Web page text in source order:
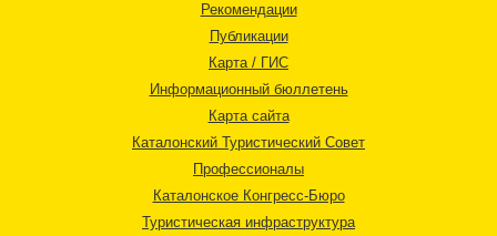
Рекомендации
Публикации
Карта / ГИС
Информационный бюллетень
Карта сайта
Каталонский Туристический Совет
Профессионалы
Каталонское Конгресс-Бюро
Туристическая инфраструктура